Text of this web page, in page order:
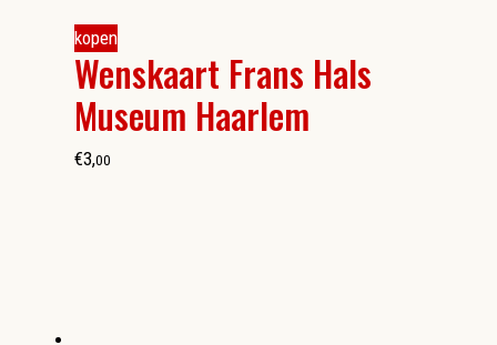
kopen
Wenskaart Frans Hals
Museum Haarlem
€3,00